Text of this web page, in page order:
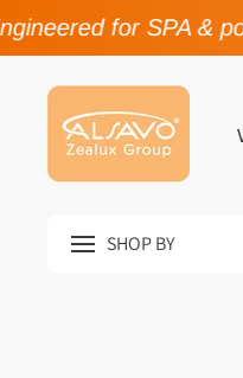
Vai direttamente ai
for SPA &
SHOP BY